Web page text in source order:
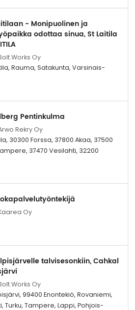
- Monipuolinen ja
odottaa sinua, St Laitila
Oy
Rauma, Satakunta, Varsinais-
Pentinkulma
Rekry Oy
30300 Forssa, 37800 Akaa, 37500
37470 Vesilahti, 32200
Oy
talvisesonkiin, Cahkal
Oy
99400 Enontekiö, Rovaniemi,
Turku, Tampere, Lappi, Pohjois-